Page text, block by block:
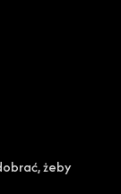
żeby